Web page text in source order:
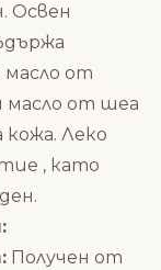
Освен
масло от
масло от шеа
кожа. Леко
, като
Получен от